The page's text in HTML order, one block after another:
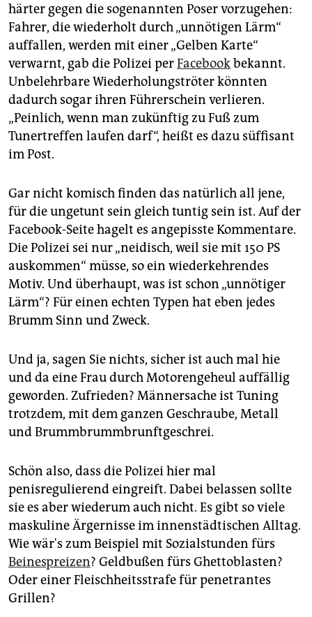
härter gegen die sogenannten Poser vorzugehen:
Fahrer, die wiederholt durch „unnötigen Lärm“
auffallen, werden mit einer „Gelben Karte“
verwarnt, gab die Polizei perFacebookbekannt.
Unbelehrbare Wiederholungströter könnten
dadurch sogar ihren Führerschein verlieren.
„Peinlich, wenn man zukünftig zu Fuß zum
Tunertreffen laufen darf“, heißt es dazu süffisant
im Post.
Gar nicht komisch finden das natürlich all jene,
für die ungetunt sein gleich tuntig sein ist. Auf der
Facebook-Seite hagelt es angepisste Kommentare.
Die Polizei sei nur „neidisch, weil sie mit 150 PS
auskommen“ müsse, so ein wiederkehrendes
Motiv. Und überhaupt, was ist schon „unnötiger
Lärm“? Für einen echten Typen hat eben jedes
Brumm Sinn und Zweck.
Und ja, sagen Sie nichts, sicher ist auch mal hie
und da eine Frau durch Motorengeheul auffällig
geworden. Zufrieden? Männersache ist Tuning
trotzdem, mit dem ganzen Geschraube, Metall
und Brummbrummbrunftgeschrei.
Schön also, dass die Polizei hier mal
penisregulierend eingreift. Dabei belassen sollte
sie es aber wiederum auch nicht. Es gibt so viele
maskuline Ärgernisse im innenstädtischen Alltag.
Wie wär's zum Beispiel mit Sozialstunden fürs
Beinespreizen? Geldbußen fürs Ghettoblasten?
Oder einer Fleischheitsstrafe für penetrantes
Grillen?